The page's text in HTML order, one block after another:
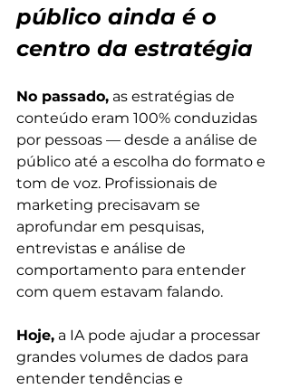
público ainda é o
centro da estratégia
No passado, as estratégias de
conteúdo eram 100% conduzidas
por pessoas — desde a análise de
público até a escolha do formato e
tom de voz. Profissionais de
marketing precisavam se
aprofundar em pesquisas,
entrevistas e análise de
comportamento para entender
com quem estavam falando.
Hoje, a IA pode ajudar a processar
grandes volumes de dados para
entender tendências e